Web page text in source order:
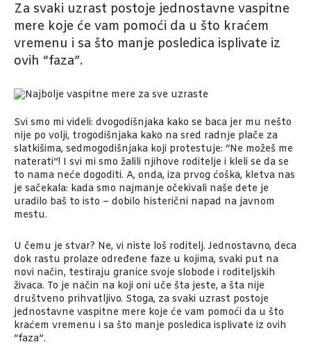
Za svaki uzrast postoje jednostavne vaspitne
mere koje će vam pomoći da u što kraćem
vremenu i sa što manje posledica isplivate iz
ovih “faza”.
Svi smo mi videli: dvogodišnjaka kako se baca jer mu nešto
nije po volji, trogodišnjaka kako na sred radnje plače za
slatkišima, sedmogodišnjaka koji protestuje: “Ne možeš me
naterati”! I svi mi smo žalili njihove roditelje i kleli se da se
to nama neće dogoditi. A, onda, iza prvog ćoška, kletva nas
je sačekala: kada smo najmanje očekivali naše dete je
uradilo baš to isto – dobilo histerični napad na javnom
mestu.
U čemu je stvar? Ne, vi niste loš roditelj. Jednostavno, deca
dok rastu prolaze određene faze u kojima, svaki put na
novi način, testiraju granice svoje slobode i roditeljskih
živaca. To je način na koji oni uče šta jeste, a šta nije
društveno prihvatljivo. Stoga, za svaki uzrast postoje
jednostavne vaspitne mere koje će vam pomoći da u što
kraćem vremenu i sa što manje posledica isplivate iz ovih
“faza”.